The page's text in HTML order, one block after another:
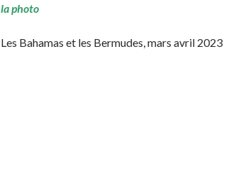
la photo
Les Bahamas et les Bermudes, mars avril 2023